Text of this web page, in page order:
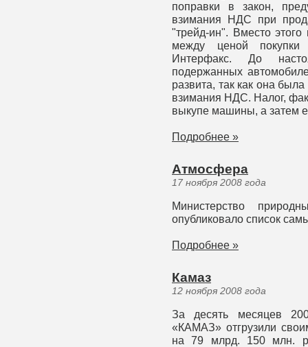
поправки в закон,
взимания НДС при
"трейд-ин". Вместо
между ценой покупки
Интерфакс. До
подержанных
развита, так как она
взимания НДС. Налог,
выкупе машины, а затем
Подробнее »
Атмосфера
17 ноября 2008 года
Министерство
опубликовало список
Подробнее »
Камаз
12 ноября 2008 года
За десять месяцев
«КАМАЗ» отгрузили
на 79 млрд. 150 млн.